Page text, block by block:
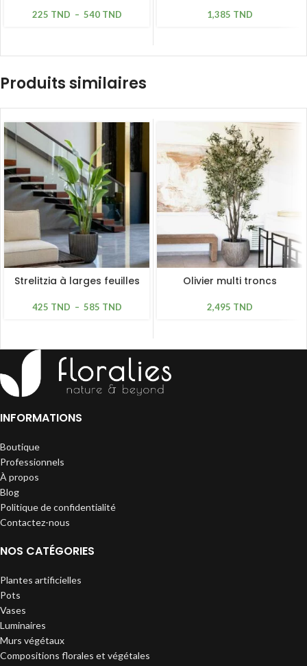
225 TND – 540 TND 1,385 TND
Produits similaires
Strelitzia à larges feuilles
425 TND – 585 TND
Olivier multi troncs
2,495 TND
INFORMATIONS
Boutique
Professionnels
À propos
Blog
Politique de confidentialité
Contactez-nous
NOS CATÉGORIES
Plantes artificielles
Pots
Vases
Luminaires
Murs végétaux
Compositions florales et végétales